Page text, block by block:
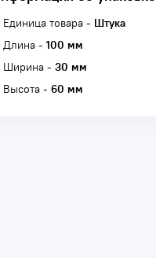
Единица товара - Штука
Длина - 100 мм
Ширина - 30 мм
Высота - 60 мм